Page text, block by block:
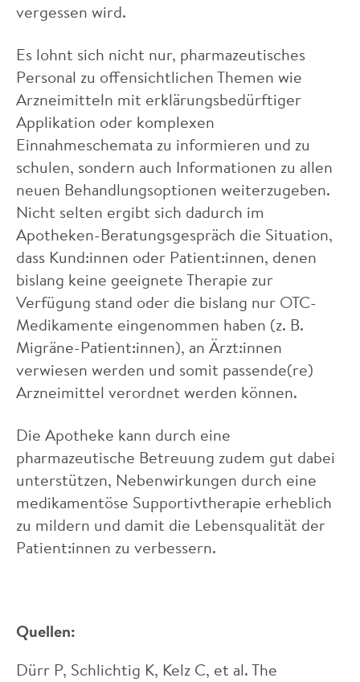
vergessen wird.
Es lohnt sich nicht nur, pharmazeutisches
Personal zu offensichtlichen Themen wie
Arzneimitteln mit erklärungsbedürftiger
Applikation oder komplexen
Einnahmeschemata zu informieren und zu
schulen, sondern auch Informationen zu allen
neuen Behandlungsoptionen weiterzugeben.
Nicht selten ergibt sich dadurch im
Apotheken-Beratungsgespräch die Situation,
dass Kund:innen oder Patient:innen, denen
bislang keine geeignete Therapie zur
Verfügung stand oder die bislang nur OTC-
Medikamente eingenommen haben (z. B.
Migräne-Patient:innen), an Ärzt:innen
verwiesen werden und somit passende(re)
Arzneimittel verordnet werden können.
Die Apotheke kann durch eine
pharmazeutische Betreuung zudem gut dabei
unterstützen, Nebenwirkungen durch eine
medikamentöse Supportivtherapie erheblich
zu mildern und damit die Lebensqualität der
Patient:innen zu verbessern.
Quellen:
Dürr P, Schlichtig K, Kelz C, et al. The